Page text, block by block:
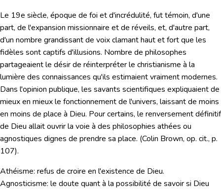
Le 19e siècle, époque de foi et d'incrédulité, fut témoin, d'une
part, de l'expansion missionnaire et de réveils, et, d'autre part,
d'un nombre grandissant de voix clamant haut et fort que les
fidèles sont captifs d'illusions. Nombre de philosophes
partageaient le désir de réinterpréter le christianisme à la
lumière des connaissances qu'ils estimaient vraiment modernes.
Dans l'opinion publique, les savants scientifiques expliquaient de
mieux en mieux le fonctionnement de l'univers, laissant de moins
en moins de place à Dieu. Pour certains, le renversement définitif
de Dieu allait ouvrir la voie à des philosophies athées ou
agnostiques dignes de prendre sa place. (Colin Brown, op. cit., p.
107).
Athéisme: refus de croire en l'existence de Dieu.
Agnosticisme: le doute quant à la possibilité de savoir si Dieu